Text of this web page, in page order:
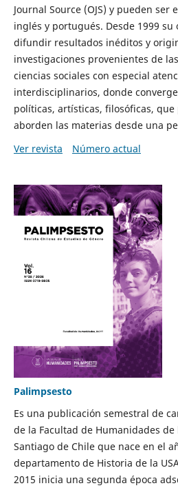
Journal Source (OJS) y pueden ser
inglés y portugués. Desde 1999 su
difundir resultados inéditos y
investigaciones provenientes de
ciencias sociales con especial
interdisciplinarios, donde
políticas, artísticas, filosóficas,
aborden las materias desde una
Ver revista
Número actual
Palimpsesto
Es una publicación semestral de
de la Facultad de Humanidades
Santiago de Chile que nace en el
departamento de Historia de la
2015 inicia una segunda época